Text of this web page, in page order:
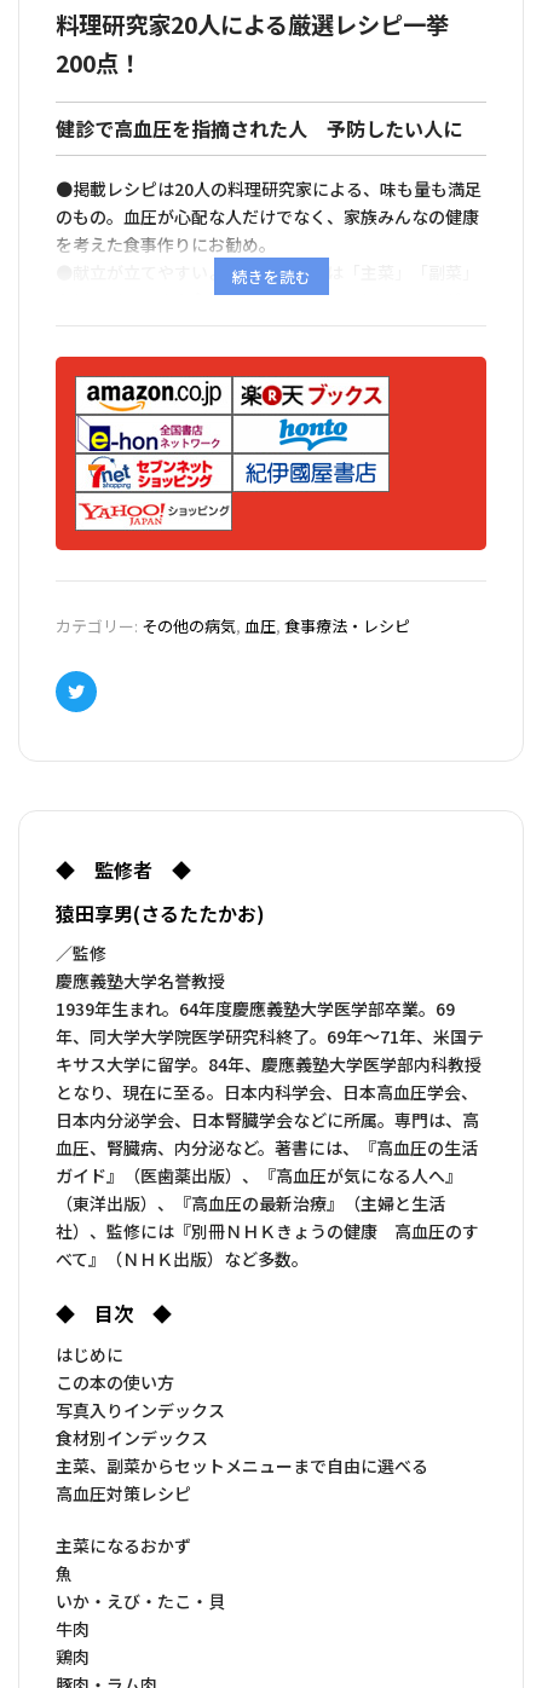
料理研究家20人による厳選レシピ一挙
200点！
健診で高血圧を指摘された人 予防したい人に
●掲載レシピは20人の料理研究家による、味も量も満足
のもの。血圧が心配な人だけでなく、家族みんなの健康
を考えた食事作りにお勧め。
●献立が立てやすいように、レシピは「主菜」「副菜」
などのジャンルや食材別に掲載。それぞれにエネルギー
量、塩分量、カリウム量を記載。
●全料理のイメージをひと目で見られる写真入りインデ
ックスを収載。作りたい料理・食べたい料理をすばやく
選んで、目的のページへジャンプ。
カテゴリー: その他の病気, 血圧, 食事療法・レシピ
Twitter
◆ 監修者 ◆
猿田享男(さるたたかお)
／監修
慶應義塾大学名誉教授
1939年生まれ。64年度慶應義塾大学医学部卒業。69
年、同大学大学院医学研究科終了。69年～71年、米国テ
キサス大学に留学。84年、慶應義塾大学医学部内科教授
となり、現在に至る。日本内科学会、日本高血圧学会、
日本内分泌学会、日本腎臓学会などに所属。専門は、高
血圧、腎臓病、内分泌など。著書には、『高血圧の生活
ガイド』（医歯薬出版）、『高血圧が気になる人へ』
（東洋出版）、『高血圧の最新治療』（主婦と生活
社）、監修には『別冊ＮＨＫきょうの健康 高血圧のす
べて』（ＮＨＫ出版）など多数。
◆ 目次 ◆
はじめに
この本の使い方
写真入りインデックス
食材別インデックス
主菜、副菜からセットメニューまで自由に選べる
高血圧対策レシピ
主菜になるおかず
魚
いか・えび・たこ・貝
牛肉
鶏肉